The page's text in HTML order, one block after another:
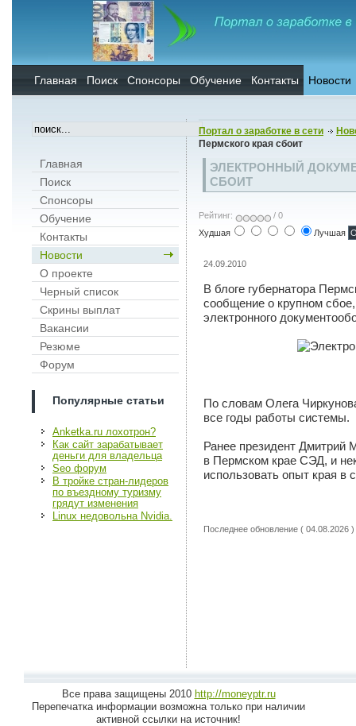
Главная Поиск Спонсоры Обучение Контакты Новости
Главная
Поиск
Спонсоры
Обучение
Контакты
Новости
О проекте
Черный список
Скрины выплат
Вакансии
Резюме
Форум
Популярные статьи
Anketka.ru лохотрон?
Как сайт зарабатывает
деньги для владельца
Seo форум
В тройке стран-лидеров
по въездному туризму
грядут изменения
Linux недовольна Nvidia.
Портал о заработке в сети
Пермского края сбоит
ЭЛЕКТРОННЫЙ
СБОИТ
Рейтинг:
/ 0
Худшая
Лучшая
24.09.2010
В блоге губернатора
сообщение о крупном
электронного
По словам Олега
все годы работы системы.
Ранее президент
в Пермском крае СЭД, и
использовать опыт края в
Последнее обновление ( 04.08.2026 )
Все права защищены 2010 http://moneyptr.ru
Перепечатка информации возможна только при наличии
активной ссылки на источник!